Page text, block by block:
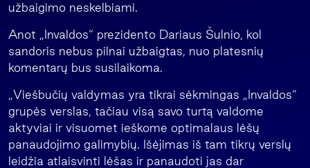
užbaigimo neskelbiami.
Anot „Invaldos“ prezidento Dariaus Šulnio, kol
sandoris nebus pilnai užbaigtas, nuo platesnių
komentarų bus susilaikoma.
„Viešbučių valdymas yra tikrai sėkmingas „Invaldos“
grupės verslas, tačiau visą savo turtą valdome
aktyviai ir visuomet ieškome optimalaus lėšų
panaudojimo galimybių. Išėjimas iš tam tikrų verslų
leidžia atlaisvinti lėšas ir panaudoti jas dar